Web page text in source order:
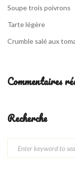
Soupe trois poivrons
Tarte légère
Crumble salé aux
Commentaires
Recherche